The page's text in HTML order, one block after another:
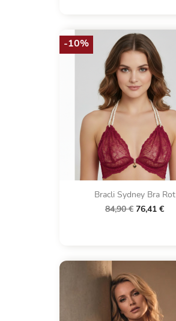
Bracli Sydney Bra Rot
84,90 € 76,41 €
-10%